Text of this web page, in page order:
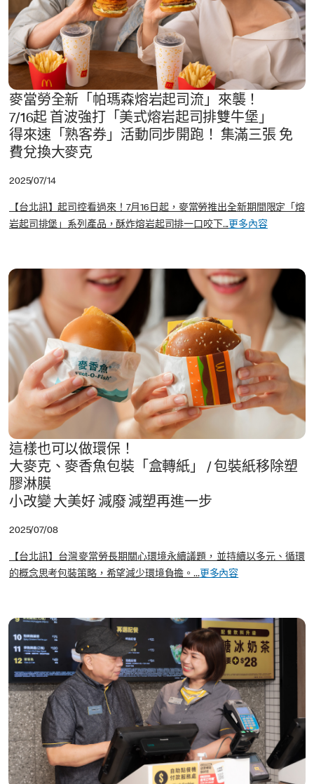
麥當勞全新「帕瑪森熔岩起司流」來襲！
7/16起 首波強打「美式熔岩起司排雙牛堡」
得來速「熟客券」活動同步開跑！ 集滿三張 免
費兌換大麥克
2025/07/14
【台北訊】起司控看過來！7月16日起，麥當勞推出全新期間限定「熔
岩起司排堡」系列產品，酥炸熔岩起司排一口咬下...更多內容
這樣也可以做環保！
大麥克、麥香魚包裝「盒轉紙」 / 包裝紙移除塑
膠淋膜
小改變 大美好 減廢 減塑再進一步
2025/07/08
【台北訊】台灣麥當勞長期關心環境永續議題，並持續以多元、循環
的概念思考包裝策略，希望減少環境負擔。...更多內容